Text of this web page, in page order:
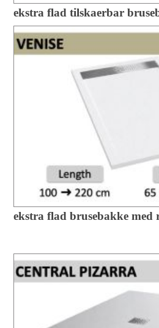
ekstra flad tilskaerbar
ekstra flad brusebakke med